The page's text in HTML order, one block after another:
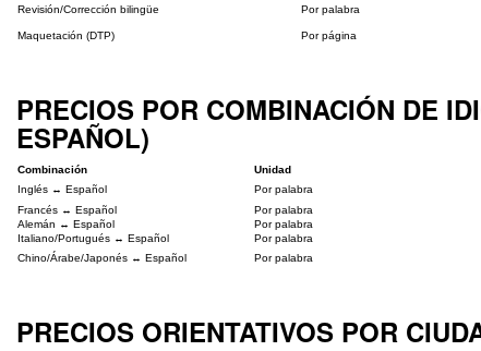
Revisión/Corrección bilingüe
Por palabra
Maquetación (DTP)
Por página
PRECIOS POR COMBINACIÓN DE
ESPAÑOL)
Combinación Unidad
Inglés ↔ Español
Por palabra
Francés ↔ Español
Por palabra
Alemán ↔ Español
Por palabra
Italiano/Portugués ↔ Español
Por palabra
Chino/Árabe/Japonés ↔ Español
Por palabra
PRECIOS ORIENTATIVOS POR